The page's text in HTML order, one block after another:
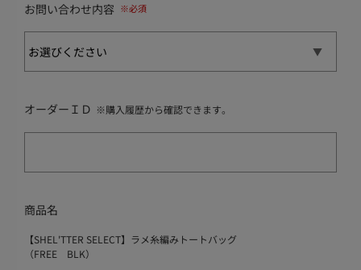
お問い合わせ内容
オーダーＩＤ ※購入履歴から確認できます。
商品名
【SHEL'TTER SELECT】ラメ糸編みトートバッグ
（FREE BLK）